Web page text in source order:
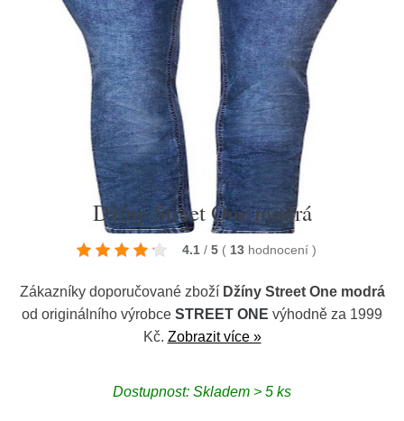
Džíny Street One modrá
4.1 / 5 ( 13 hodnocení )
Zákazníky doporučované zboží Džíny Street One modrá
od originálního výrobce STREET ONE výhodně za 1999
Kč. Zobrazit více »
Dostupnost: Skladem > 5 ks